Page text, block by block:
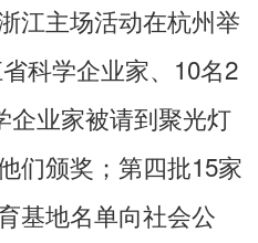
江主场活动在杭州举
科学企业家、10名2
企业家被请到聚光灯
们颁奖；第四批15家
基地名单向社会公